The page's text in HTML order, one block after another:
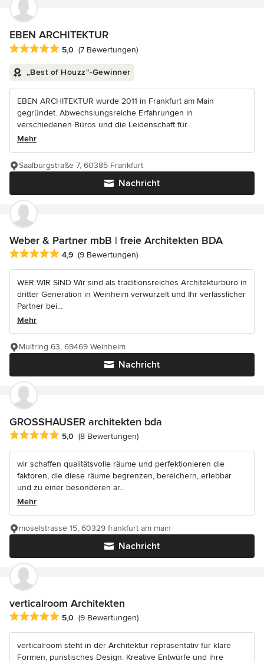
EBEN ARCHITEKTUR
Durchschnittliche Bewertung: 5 von 5 Sternen
5,0 (7 Bewertungen)
„Best of Houzz“-Gewinner
EBEN ARCHITEKTUR wurde 2011 in Frankfurt am Main
gegründet. Abwechslungsreiche Erfahrungen in
verschiedenen Büros und die Leidenschaft für...
Mehr
Nachricht
Saalburgstraße 7, 60385 Frankfurt
Weber & Partner mbB | freie Architekten BDA
Durchschnittliche Bewertung: 4.9 von 5 Sternen
4,9 (9 Bewertungen)
WER WIR SIND Wir sind als traditionsreiches Architekturbüro in
dritter Generation in Weinheim verwurzelt und Ihr verlässlicher
Partner bei...
Mehr
Nachricht
Multring 63, 69469 Weinheim
GROSSHAUSER architekten bda
Durchschnittliche Bewertung: 5 von 5 Sternen
5,0 (8 Bewertungen)
wir schaffen qualitätsvolle räume und perfektionieren die
faktoren, die diese räume begrenzen, bereichern, erlebbar
und zu einer besonderen ar...
Mehr
Nachricht
moselstrasse 15, 60329 frankfurt am main
verticalroom Architekten
Durchschnittliche Bewertung: 5 von 5 Sternen
5,0 (9 Bewertungen)
verticalroom steht in der Architektur repräsentativ für klare
Formen, puristisches Design. Kreative Entwürfe und ihre